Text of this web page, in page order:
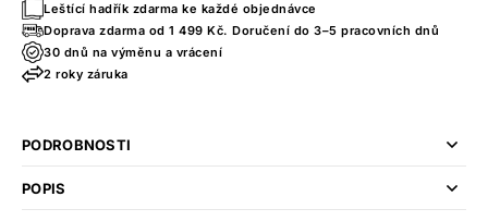
Leštící hadřík zdarma ke každé objednávce
Doprava zdarma od 1 499 Kč. Doručení do 3–5 pracovních dnů
30 dnů na výměnu a vrácení
2 roky záruka
PODROBNOSTI
POPIS